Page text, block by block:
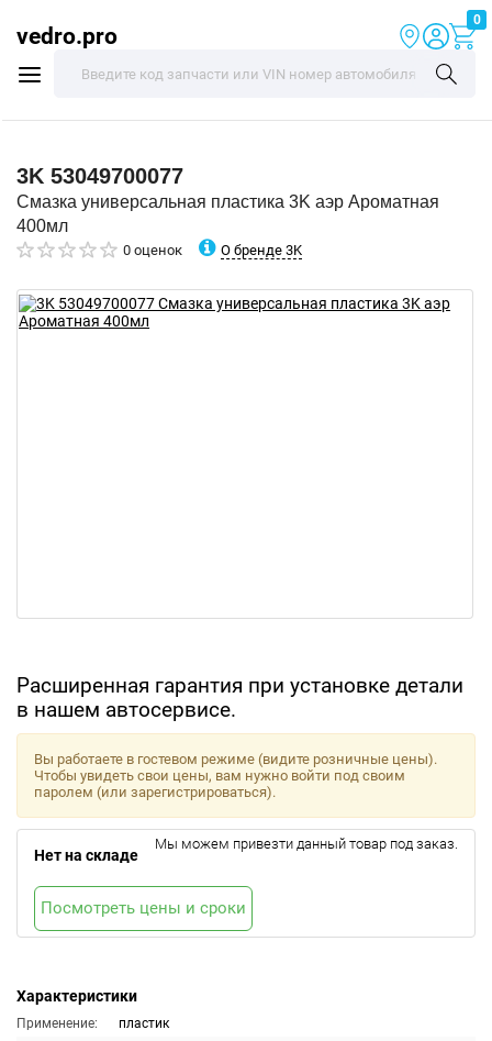
vedro.pro
0
3K 53049700077
Смазка универсальная пластика 3K аэр Ароматная
400мл
0 оценок О бренде 3K
Расширенная гарантия при установке детали
в нашем автосервисе.
Характеристики
Применение:
пластик
Вы работаете в гостевом режиме (видите розничные цены).
Чтобы увидеть свои цены, вам нужно войти под своим
паролем (или зарегистрироваться).
Нет на складе
Мы можем привезти данный товар под заказ.
Посмотреть цены и сроки